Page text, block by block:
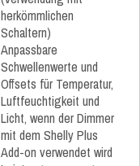
herkömmlichen
Schaltern)
Anpassbare
Schwellenwerte und
Offsets für Temperatur,
Luftfeuchtigkeit und
Licht, wenn der Dimmer
mit dem Shelly Plus
Add-on verwendet wird